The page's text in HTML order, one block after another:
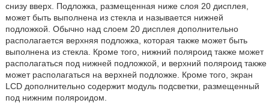
снизу вверх. Подложка, размещенная ниже слоя 20 дисплея,
может быть выполнена из стекла и называется нижней
подложкой. Обычно над слоем 20 дисплея дополнительно
располагается верхняя подложка, которая также может быть
выполнена из стекла. Кроме того, нижний поляроид также может
располагаться под нижней подложкой, и верхний поляроид также
может располагаться на верхней подложке. Кроме того, экран
LCD дополнительно содержит модуль подсветки, размещенный
под нижним поляроидом.